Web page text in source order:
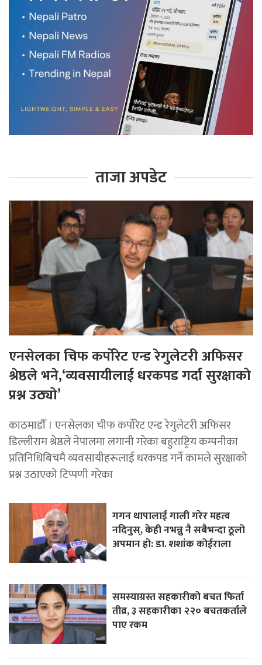
ताजा अपडेट
एनसेलका चिफ कर्पोरेट एन्ड रेगुलेटरी अफिसर
श्रेष्ठले भने,‘व्यवसायीलाई धरकपड गर्दा सुरक्षाको
प्रश्न उठ्यो’
काठमाडौँ । एनसेलका चीफ कर्पोरेट एन्ड रेगुलेटरी अफिसर
डिल्लीराम श्रेष्ठले नेपालमा लगानी गरेका बहुराष्ट्रिय कम्पनीका
प्रतिनिधिबिचमै व्यवसायीहरूलाई धरकपड गर्ने कामले सुरक्षाको
प्रश्न उठाएको टिप्पणी गरेका
गगन थापालाई गाली गरेर महत्व
नदिनुस्, केही नभन्नु नै सबैभन्दा ठूलो
अपमान हो: डा. शशांक कोईराला
समस्याग्रस्त सहकारीको बचत फिर्ता
तीव्र, ३ सहकारीका २२० बचतकर्ताले
पाए रकम